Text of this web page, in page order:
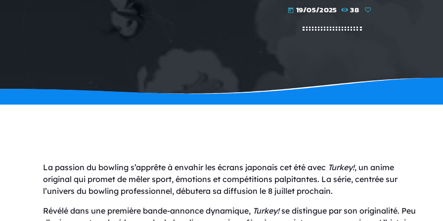
today 19/05/2025 38
La passion du bowling s’apprête à envahir les écrans japonais cet été avec Turkey!, un anime
original qui promet de mêler sport, émotions et compétitions palpitantes. La série, centrée sur
l’univers du bowling professionnel, débutera sa diffusion le 8 juillet prochain.
Révélé dans une première bande-annonce dynamique, Turkey!se distingue par son originalité. Peu